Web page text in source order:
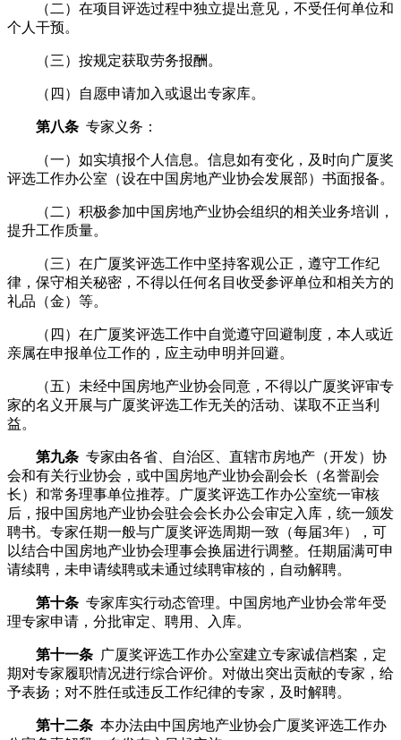
（二）在项目评选过程中独立提出意见，不受任何单位和
个人干预。
（三）按规定获取劳务报酬。
（四）自愿申请加入或退出专家库。
第八条 专家义务：
（一）如实填报个人信息。信息如有变化，及时向广厦奖
评选工作办公室（设在中国房地产业协会发展部）书面报备。
（二）积极参加中国房地产业协会组织的相关业务培训，
提升工作质量。
（三）在广厦奖评选工作中坚持客观公正，遵守工作纪
律，保守相关秘密，不得以任何名目收受参评单位和相关方的
礼品（金）等。
（四）在广厦奖评选工作中自觉遵守回避制度，本人或近
亲属在申报单位工作的，应主动申明并回避。
（五）未经中国房地产业协会同意，不得以广厦奖评审专
家的名义开展与广厦奖评选工作无关的活动、谋取不正当利
益。
第九条 专家由各省、自治区、直辖市房地产（开发）协
会和有关行业协会，或中国房地产业协会副会长（名誉副会
长）和常务理事单位推荐。广厦奖评选工作办公室统一审核
后，报中国房地产业协会驻会会长办公会审定入库，统一颁发
聘书。专家任期一般与广厦奖评选周期一致（每届3年），可
以结合中国房地产业协会理事会换届进行调整。任期届满可申
请续聘，未申请续聘或未通过续聘审核的，自动解聘。
第十条 专家库实行动态管理。中国房地产业协会常年受
理专家申请，分批审定、聘用、入库。
第十一条 广厦奖评选工作办公室建立专家诚信档案，定
期对专家履职情况进行综合评价。对做出突出贡献的专家，给
予表扬；对不胜任或违反工作纪律的专家，及时解聘。
第十二条 本办法由中国房地产业协会广厦奖评选工作办